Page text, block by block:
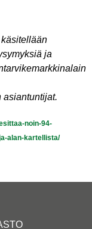
ja
asiantuntijat.
noin-94-
alan-kartellista/